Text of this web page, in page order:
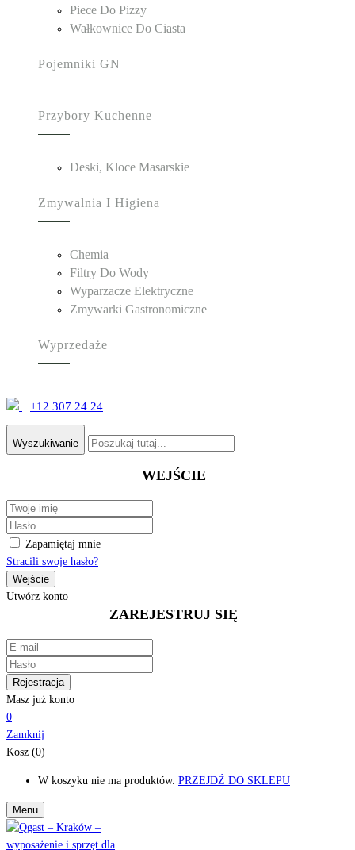
Piece Do Pizzy
Wałkownice Do Ciasta
Pojemniki GN
Przybory Kuchenne
Deski, Kloce Masarskie
Zmywalnia I Higiena
Chemia
Filtry Do Wody
Wyparzacze Elektryczne
Zmywarki Gastronomiczne
Wyprzedaże
+12 307 24 24
Wyszukiwanie
WEJŚCIE
Zapamiętaj mnie
Stracili swoje hasło?
Utwórz konto
ZAREJESTRUJ SIĘ
Masz już konto
0
Zamknij
Kosz (0)
W koszyku nie ma produktów. PRZEJDŹ DO SKLEPU
Menu